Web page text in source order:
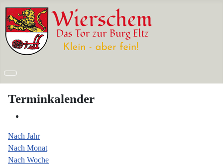
Terminkalender
Nach Jahr
Nach Monat
Nach Woche